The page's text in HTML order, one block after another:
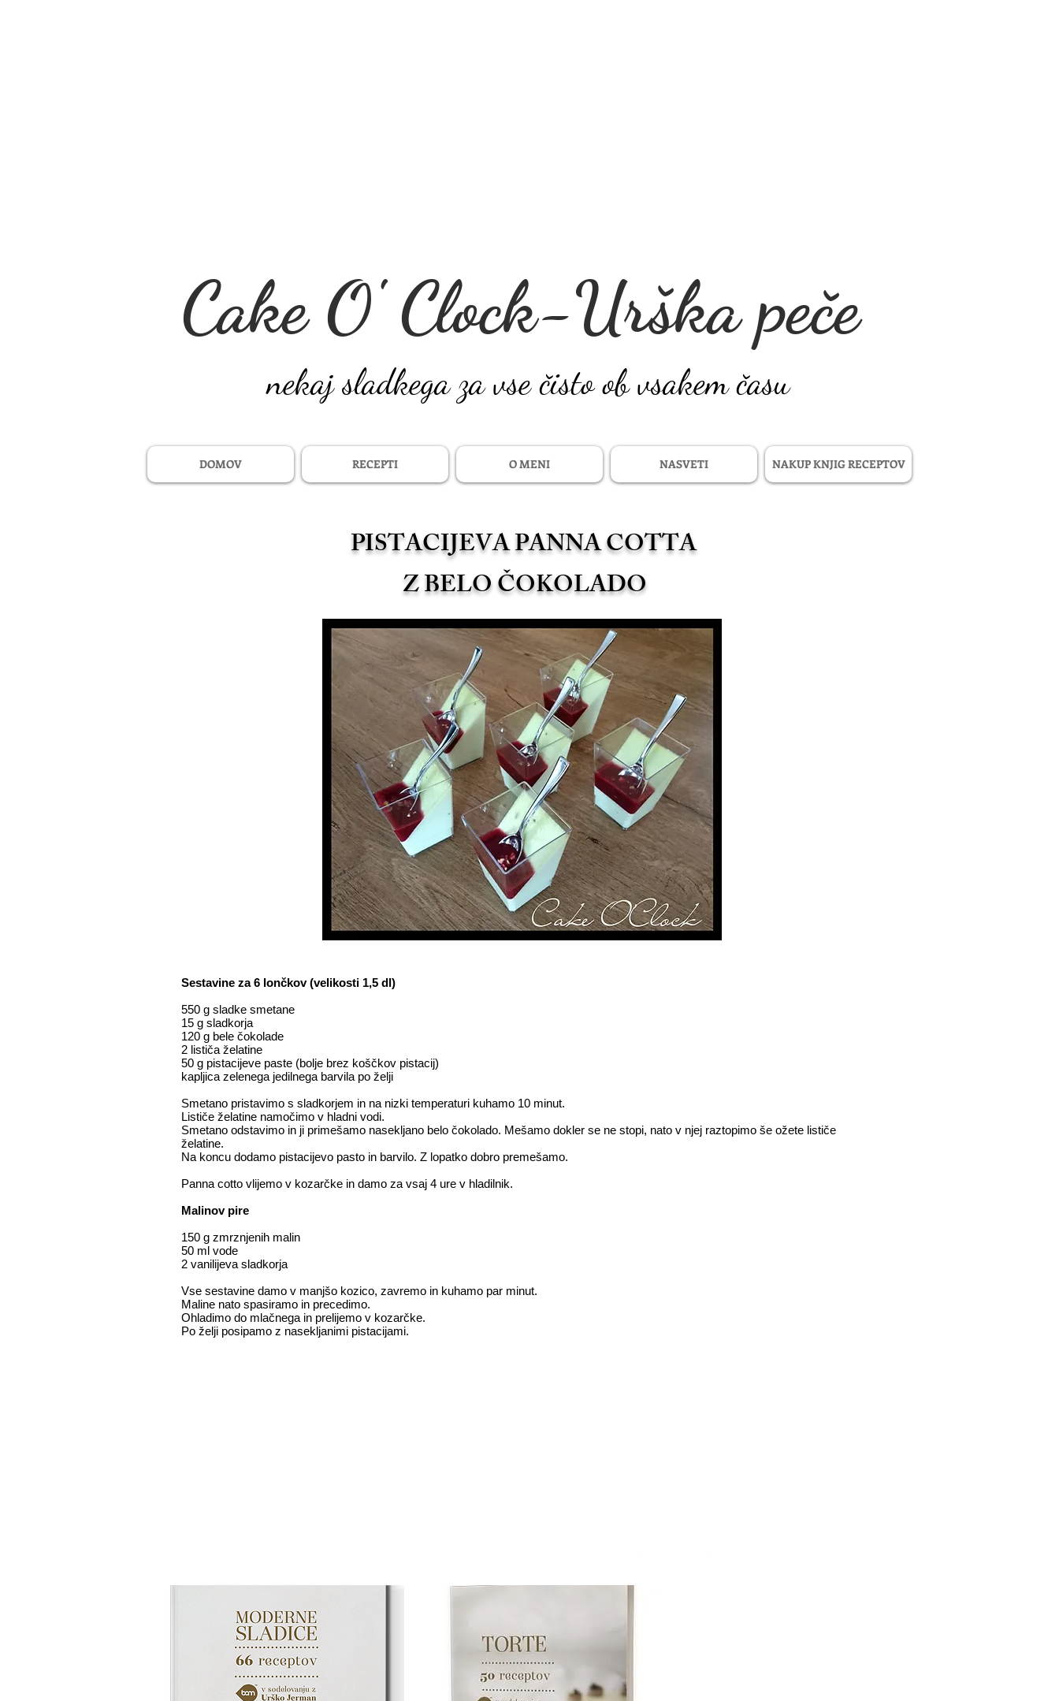
Cake O' Clock-Urška peče
nekaj sladkega za vse čisto ob vsakem času
DOMOV RECEPTI O MENI NASVETI NAKUP KNJIG RECEPTOV
PISTACIJEVA PANNA COTTA
Z BELO ČOKOLADO
Sestavine za 6 lončkov (velikosti 1,5 dl)
550 g sladke smetane
15 g sladkorja
120 g bele čokolade
2 lističa želatine
50 g pistacijeve paste (bolje brez koščkov pistacij)
kapljica zelenega jedilnega barvila po želji
Smetano pristavimo s sladkorjem in na nizki temperaturi kuhamo 10 minut.
Lističe želatine namočimo v hladni vodi.
Smetano odstavimo in ji primešamo nasekljano belo čokolado. Mešamo dokler se ne stopi, nato v njej raztopimo še ožete lističe
želatine.
Na koncu dodamo pistacijevo pasto in barvilo. Z lopatko dobro premešamo.
Panna cotto vlijemo v kozarčke in damo za vsaj 4 ure v hladilnik.
Malinov pire
150 g zmrznjenih malin
50 ml vode
2 vanilijeva sladkorja
Vse sestavine damo v manjšo kozico, zavremo in kuhamo par minut.
Maline nato spasiramo in precedimo.
Ohladimo do mlačnega in prelijemo v kozarčke.
Po želji posipamo z nasekljanimi pistacijami.